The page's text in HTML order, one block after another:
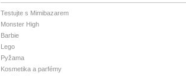
Testujte s Mimibazarem
Monster High
Barbie
Lego
Pyžama
Kosmetika a parfémy